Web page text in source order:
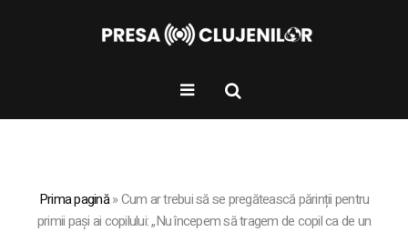
Prima pagină»Cum ar trebui să se pregătească părinții pentru
primii pași ai copilului: „Nu începem să tragem de copil ca de un